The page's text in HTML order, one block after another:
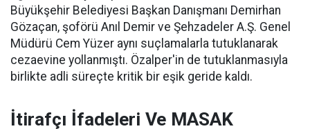
Büyükşehir Belediyesi Başkan Danışmanı Demirhan
Gözaçan, şoförü Anıl Demir ve Şehzadeler A.Ş. Genel
Müdürü Cem Yüzer aynı suçlamalarla tutuklanarak
cezaevine yollanmıştı. Özalper'in de tutuklanmasıyla
birlikte adli süreçte kritik bir eşik geride kaldı.
İtirafçı İfadeleri Ve MASAK